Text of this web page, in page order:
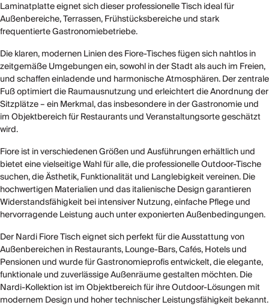
Laminatplatte eignet sich dieser professionelle Tisch ideal für
Außenbereiche, Terrassen, Frühstücksbereiche und stark
frequentierte Gastronomiebetriebe.
Die klaren, modernen Linien des Fiore-Tisches fügen sich nahtlos in
zeitgemäße Umgebungen ein, sowohl in der Stadt als auch im Freien,
und schaffen einladende und harmonische Atmosphären. Der zentrale
Fuß optimiert die Raumausnutzung und erleichtert die Anordnung der
Sitzplätze – ein Merkmal, das insbesondere in der Gastronomie und
im Objektbereich für Restaurants und Veranstaltungsorte geschätzt
wird.
Fiore ist in verschiedenen Größen und Ausführungen erhältlich und
bietet eine vielseitige Wahl für alle, die professionelle Outdoor-Tische
suchen, die Ästhetik, Funktionalität und Langlebigkeit vereinen. Die
hochwertigen Materialien und das italienische Design garantieren
Widerstandsfähigkeit bei intensiver Nutzung, einfache Pflege und
hervorragende Leistung auch unter exponierten Außenbedingungen.
Der Nardi Fiore Tisch eignet sich perfekt für die Ausstattung von
Außenbereichen in Restaurants, Lounge-Bars, Cafés, Hotels und
Pensionen und wurde für Gastronomieprofis entwickelt, die elegante,
funktionale und zuverlässige Außenräume gestalten möchten. Die
Nardi-Kollektion ist im Objektbereich für ihre Outdoor-Lösungen mit
modernem Design und hoher technischer Leistungsfähigkeit bekannt.